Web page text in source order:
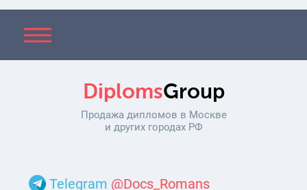
DiplomsGroup
Продажа дипломов в Москве
и других городах РФ
Telegram @Docs_Romans